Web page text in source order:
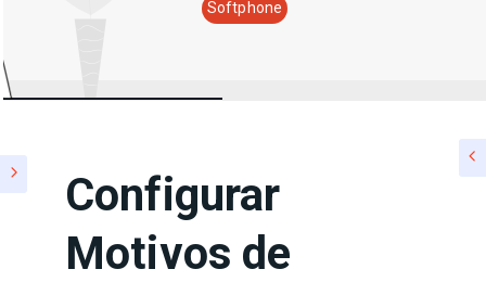
Softphone
Configurar
Motivos de